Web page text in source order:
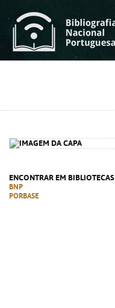
ENCONTRAR EM BIBLIOTECAS
BNP
PORBASE